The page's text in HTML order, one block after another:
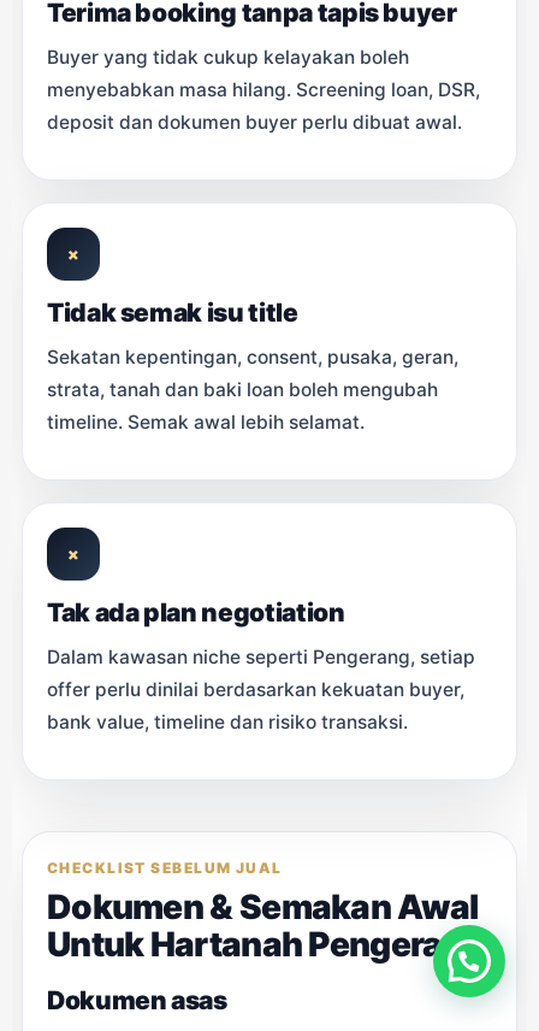
Terima booking tanpa tapis buyer
Buyer yang tidak cukup kelayakan boleh
menyebabkan masa hilang. Screening loan, DSR,
deposit dan dokumen buyer perlu dibuat awal.
×
Tidak semak isu title
Sekatan kepentingan, consent, pusaka, geran,
strata, tanah dan baki loan boleh mengubah
timeline. Semak awal lebih selamat.
×
Tak ada plan negotiation
Dalam kawasan niche seperti Pengerang, setiap
offer perlu dinilai berdasarkan kekuatan buyer,
bank value, timeline dan risiko transaksi.
CHECKLIST SEBELUM JUAL
Dokumen & Semakan Awal
Untuk Hartanah Pengerang
Dokumen asas